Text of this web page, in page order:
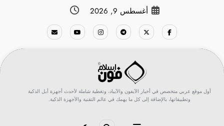
أغسطس 9, 2026
أول موقع عربي متخصص في أخبار الآيفون والآيباد، وتغطية شاملة لأحدث أجهزة أبل الذكية
وتطبيقاتها، بالإضافة إلى كل ما يهمك في عالم التقنية والأجهزة الذكية.